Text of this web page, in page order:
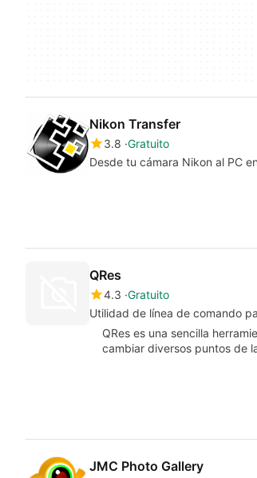
Nikon Transfer
3.8 Gratuito
Desde tu cámara Nikon al PC
QRes
4.3 Gratuito
Utilidad de línea de comando
QRes es una sencilla
cambiar diversos puntos de
JMC Photo Gallery